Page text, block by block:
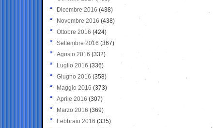
Dicembre 2016 (438)
Novembre 2016 (438)
Ottobre 2016 (424)
Settembre 2016 (367)
Agosto 2016 (332)
Luglio 2016 (336)
Giugno 2016 (358)
Maggio 2016 (373)
Aprile 2016 (307)
Marzo 2016 (369)
Febbraio 2016 (335)